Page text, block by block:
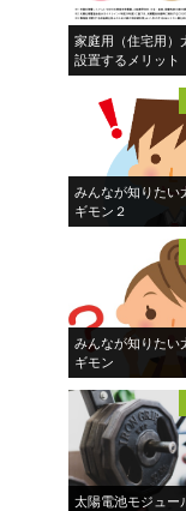
家庭用（住宅用）
設置するメリット
みんなが知りたい
ギモン２
みんなが知りたい
ギモン
太陽電池モジュー